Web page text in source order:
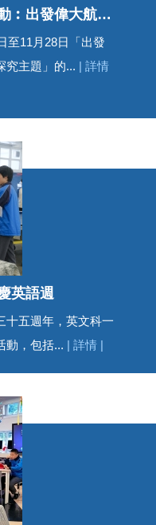
圖書館主題活動︰出發偉大航道！船舶探究主題
至11月28日「出發
究主題」的... | 詳情
英語週
十五週年，英文科一
動，包括... | 詳情 |